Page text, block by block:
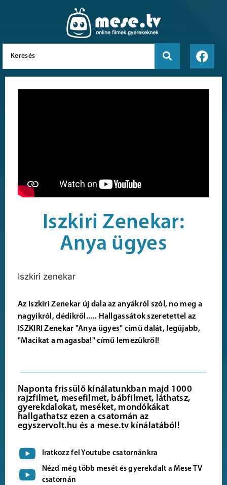
Iszkiri Zenekar:
Anya ügyes
Iszkiri zenekar
Az Iszkiri Zenekar új dala az anyákról szól, no meg a
nagyikról, dédikről..... Hallgassátok szeretettel az
ISZKIRI Zenekar "Anya ügyes" című dalát, legújabb,
"Macikat a magasba!" című lemezükről!
Naponta frissülő kínálatunkban majd 1000
rajzfilmet, mesefilmet, bábfilmet, láthatsz,
gyerekdalokat, meséket, mondókákat
hallgathatsz ezen a csatornán az
egyszervolt.hu és a mese.tv kínálatából!
Iratkozz fel Youtube csatornánkra
Nézd még több mesét és gyerekdalt a Mese TV
csatornán